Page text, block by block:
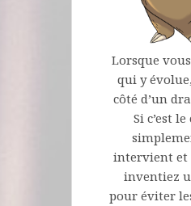
Lorsque
qui y
côté d’un
Si c’est
intervient et
inventiez
pour éviter